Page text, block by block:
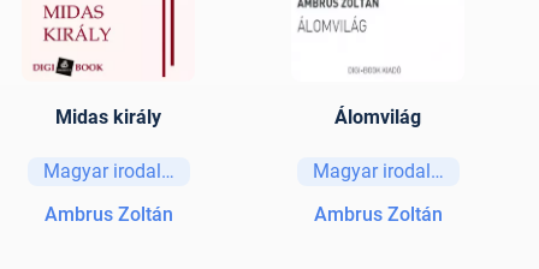
Midas király
Magyar irodalom
Ambrus Zoltán
Álomvilág
Magyar irodalom
Ambrus Zoltán